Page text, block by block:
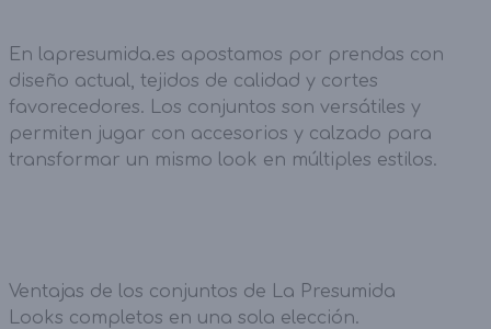
En lapresumida.es apostamos por prendas con
diseño actual, tejidos de calidad y cortes
favorecedores. Los conjuntos son versátiles y
permiten jugar con accesorios y calzado para
transformar un mismo look en múltiples estilos.
Ventajas de los conjuntos de La Presumida
Looks completos en una sola elección.